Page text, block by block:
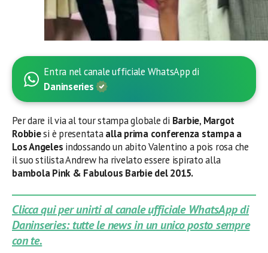
Entra nel canale ufficiale WhatsApp di
Daninseries
Per dare il via al tour stampa globale di Barbie, Margot
Robbiesi è presentataalla prima conferenza stampa a
Los Angeles indossando un abito Valentino a pois rosa che
il suo stilista Andrew ha rivelato essere ispirato alla
bambola Pink & Fabulous Barbie del 2015.
Clicca qui per unirti al canale ufficiale WhatsApp di
Daninseries: tutte le news in un unico posto sempre
con te.